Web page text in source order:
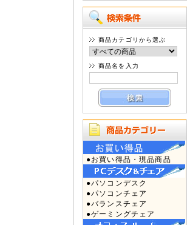
商品カテゴリから選ぶ
商品名を入力
●お買い得品・現品商品
●パソコンデスク
●パソコンチェア
●バランスチェア
●ゲーミングチェア